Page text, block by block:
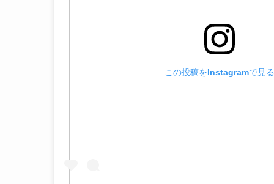
この投稿をInstagramで見る